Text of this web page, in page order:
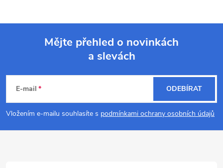
p
a
Mějte přehled o novinkách
a slevách
E-mail
Vložením e-mailu souhlasíte s podmínkami ochrany osobních údajů
ODEBÍRAT